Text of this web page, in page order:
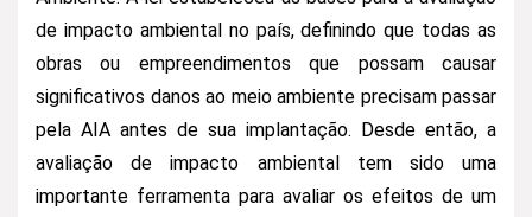
de impacto ambiental no país, definindo que todas as
obras ou empreendimentos que possam causar
significativos danos ao meio ambiente precisam passar
pela AIA antes de sua implantação. Desde então, a
avaliação de impacto ambiental tem sido uma
importante ferramenta para avaliar os efeitos de um